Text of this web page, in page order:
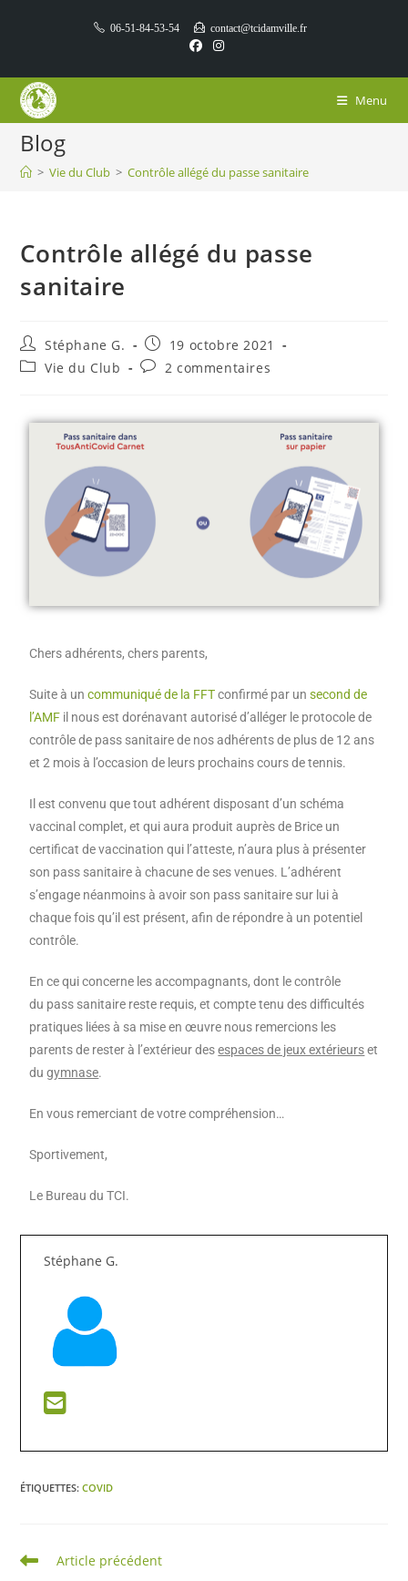
06-51-84-53-54 contact@tcidamville.fr
Menu
Blog
> Vie du Club > Contrôle allégé du passe sanitaire
Contrôle allégé du passe
sanitaire
Stéphane G.
19 octobre 2021
Vie du Club
2 commentaires
Chers adhérents, chers parents,
Suite à uncommuniqué de la FFTconfirmé par unsecond de
l’AMF il nous est dorénavant autorisé d’alléger le protocole de
contrôle de pass sanitaire de nos adhérents de plus de 12 ans
et 2 mois à l’occasion de leurs prochains cours de tennis.
Il est convenu que tout adhérent disposant d’un schéma
vaccinal complet, et qui aura produit auprès de Brice un
certificat de vaccination qui l’atteste, n’aura plus à présenter
son pass sanitaire à chacune de ses venues. L’adhérent
s’engage néanmoins à avoir son pass sanitaire sur lui à
chaque fois qu’il est présent, afin de répondre à un potentiel
contrôle.
En ce qui concerne les accompagnants, dont le contrôle
du pass sanitaire reste requis, et compte tenu des difficultés
pratiques liées à sa mise en œuvre nous remercions les
parents de rester à l’extérieur desespaces de jeux extérieurset
dugymnase.
En vous remerciant de votre compréhension…
Sportivement,
Le Bureau du TCI.
Stéphane G.
ÉTIQUETTES:COVID
Article précédent